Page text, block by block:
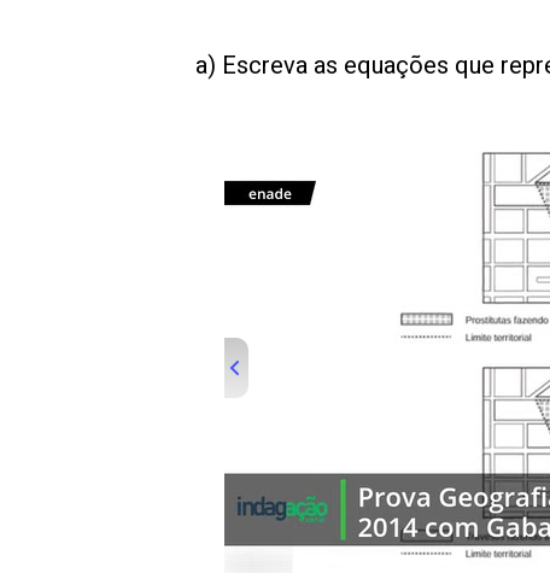
a) Escreva as equações que